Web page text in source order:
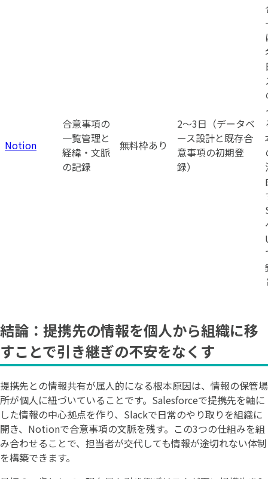
Notion
合意事項の
一覧管理と
経緯・文脈
の記録
無料枠あり
2〜3日（データベ
ース設計と既存合
意事項の初期登
録）
結論：提携先の情報を個人から組織に移
すことで引き継ぎの不安をなくす
提携先との情報共有が属人的になる根本原因は、情報の保管場
所が個人に紐づいていることです。Salesforceで提携先を軸に
した情報の中心拠点を作り、Slackで日常のやり取りを組織に
開き、Notionで合意事項の文脈を残す。この3つの仕組みを組
み合わせることで、担当者が交代しても情報が途切れない体制
を構築できます。